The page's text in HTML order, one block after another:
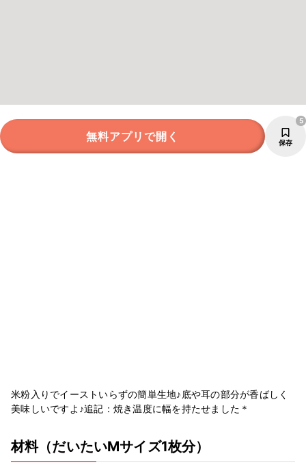
無料アプリで開く 保存
5
米粉入りでイーストいらずの簡単生地♪底や耳の部分が香ばしく
美味しいですよ♪追記：焼き温度に幅を持たせました＊
材料（だいたいMサイズ1枚分）